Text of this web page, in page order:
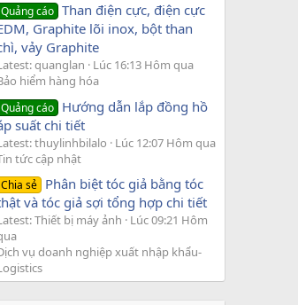
Quảng cáo Than điện cực, điện cực
Graphite lõi inox, bột than
vảy Graphite
quanglan
Lúc 16:13 Hôm qua
hiểm hàng hóa
Quảng cáo Hướng dẫn lắp đồng hồ
suất chi tiết
thuylinhbilalo
Lúc 12:07 Hôm qua
tức cập nhật
Chia sẻ Phân biệt tóc giả bằng tóc
và tóc giả sợi tổng hợp chi tiết
Thiết bị máy ảnh
Lúc 09:21 Hôm
vụ doanh nghiệp xuất nhập khẩu-